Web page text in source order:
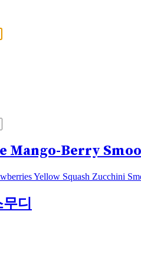
Mango-Berry
Yellow Squash Zucchini
디